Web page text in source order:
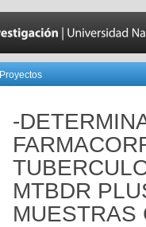
Proyectos
-
MTBDR
MUESTRAS